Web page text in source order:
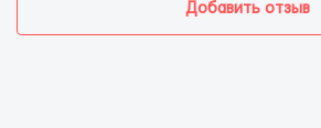
Добавить отзыв